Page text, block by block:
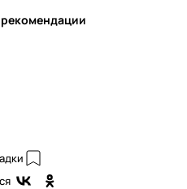
рекомендации